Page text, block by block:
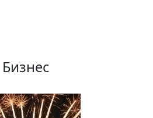
Бизнес